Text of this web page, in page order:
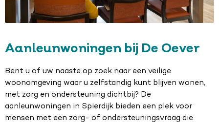
Aanleunwoningen bij De Oever
Bent u of uw naaste op zoek naar een veilige
woonomgeving waar u zelfstandig kunt blijven wonen,
met zorg en ondersteuning dichtbij? De
aanleunwoningen in Spierdijk bieden een plek voor
mensen met een zorg- of ondersteuningsvraag die